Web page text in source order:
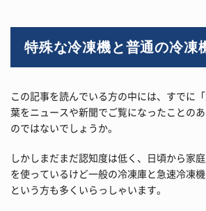
特殊な冷凍機と普通の冷凍
この記事を読んでいる方の中には、すでに
葉をニュースや新聞でご覧になったことの
のではないでしょうか。
しかしまだまだ認知度は低く、日頃から家
を使っているけど一般の冷凍庫と急速冷凍
という方も多くいらっしゃいます。